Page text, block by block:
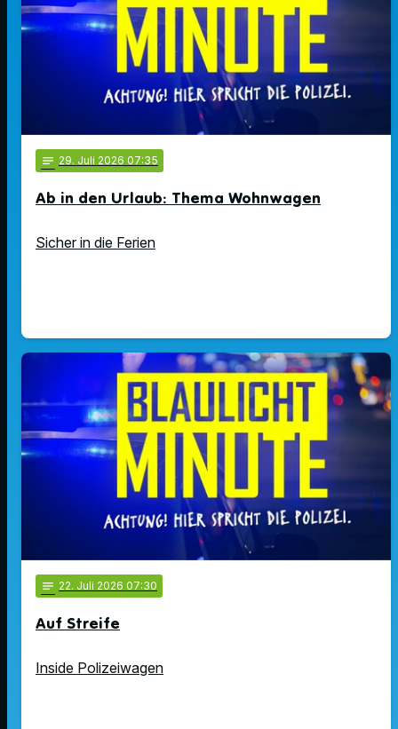
notes 29. Juli 2026 07:35
Ab in den Urlaub: Thema Wohnwagen
Sicher in die Ferien
notes 22. Juli 2026 07:30
Auf Streife
Inside Polizeiwagen